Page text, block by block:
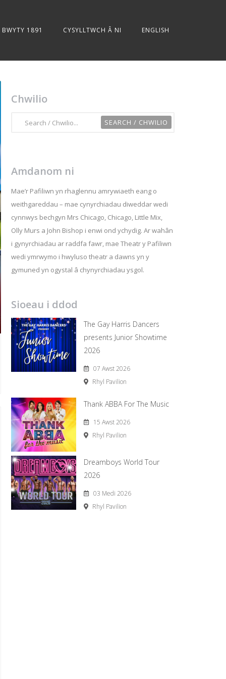
BWYTY 1891 CYSYLLTWCH Â NI ENGLISH
Chwilio
Amdanom ni
Mae’r Pafiliwn yn rhaglennu amrywiaeth eang o
weithgareddau – mae cynyrchiadau diweddar wedi
cynnwys bechgyn Mrs Chicago, Chicago, Little Mix,
Olly Murs a John Bishop i enwi ond ychydig. Ar wahân
i gynyrchiadau ar raddfa fawr, mae Theatr y Pafiliwn
wedi ymrwymo i hwyluso theatr a dawns yn y
gymuned yn ogystal â chynyrchiadau ysgol.
Sioeau i ddod
The Gay Harris Dancers
presents Junior Showtime
2026
07 Awst 2026
Rhyl Pavilion
Thank ABBA For The Music
15 Awst 2026
Rhyl Pavilion
Dreamboys World Tour
2026
03 Medi 2026
Rhyl Pavilion